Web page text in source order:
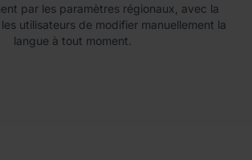
par les paramètres régionaux, avec la
utilisateurs de modifier manuellement la
langue à tout moment.